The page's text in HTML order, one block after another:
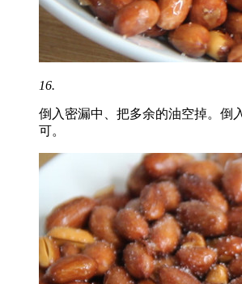
16.
倒入密漏中、把多余的油空掉。倒
可。